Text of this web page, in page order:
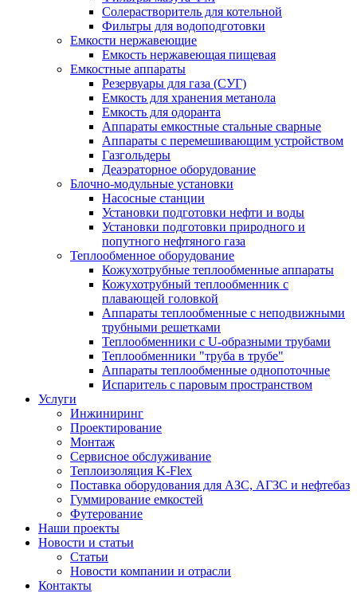
Солерастворитель для котельной
Фильтры для водоподготовки
Емкости нержавеющие
Емкость нержавеющая пищевая
Емкостные аппараты
Резервуары для газа (СУГ)
Емкость для хранения метанола
Емкость для одоранта
Аппараты емкостные стальные сварные
Аппараты с перемешивающим устройством
Газгольдеры
Деаэраторное оборудование
Блочно-модульные установки
Насосные станции
Установки подготовки нефти и воды
Установки подготовки природного и
попутного нефтяного газа
Теплообменное оборудование
Кожухотрубные теплообменные аппараты
Кожухотрубный теплообменник с
плавающей головкой
Аппараты теплообменные с неподвижными
трубными решетками
Теплообменники с U-образными трубами
Теплообменники "труба в трубе"
Аппараты теплообменные однопоточные
Испаритель с паровым пространством
Услуги
Инжиниринг
Проектирование
Монтаж
Сервисное обслуживание
Теплоизоляция K-Flex
Поставка оборудования для АЗС, АГЗС и нефтебаз
Гуммирование емкостей
Футерование
Наши проекты
Новости и статьи
Статьи
Новости компании и отрасли
Контакты